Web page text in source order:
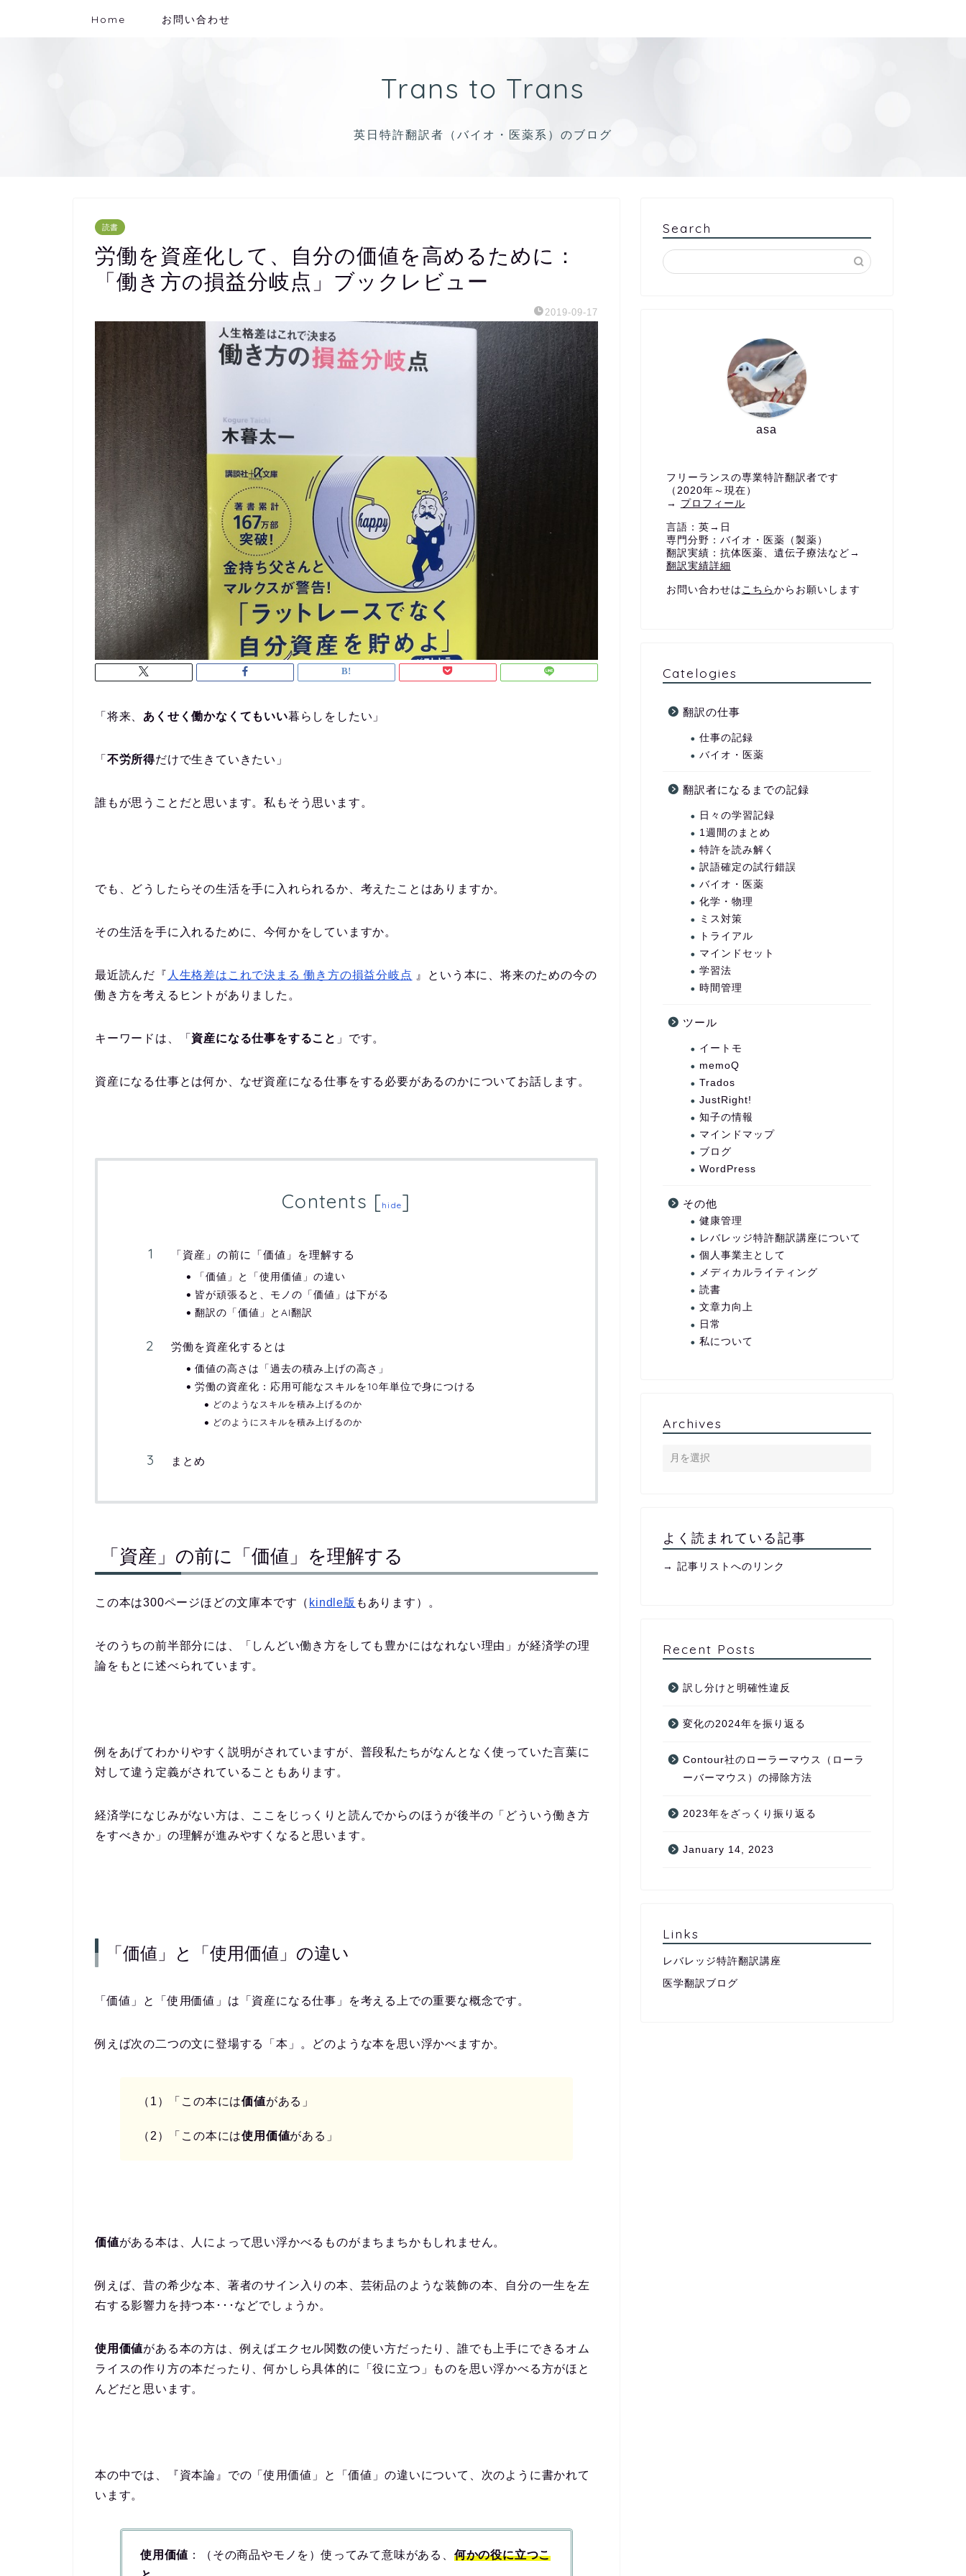
Home お問い合わせ
Trans to Trans
英日特許翻訳者（バイオ・医薬系）のブログ
読書
労働を資産化して、自分の価値を高めるために：
「働き方の損益分岐点」ブックレビュー
2019-09-17
「将来、 あくせく働かなくてもいい暮らしをしたい」
「 不労所得だけで生きていきたい」
誰もが思うことだと思います。私もそう思います。
でも、どうしたらその生活を手に入れられるか、考えたことはありますか。
その生活を手に入れるために、今何かをしていますか。
最近読んだ『 人生格差はこれで決まる 働き方の損益分岐点 』という本に、将来のための今の
働き方を考えるヒントがありました。
キーワードは、「 資産になる仕事をすること 」です。
資産になる仕事とは何か、なぜ資産になる仕事をする必要があるのかについてお話します。
Contents [hide]
「資産」の前に「価値」を理解する
「価値」と「使用価値」の違い
皆が頑張ると、モノの「価値」は下がる
翻訳の「価値」とAI翻訳
労働を資産化するとは
価値の高さは「過去の積み上げの高さ」
労働の資産化：応用可能なスキルを10年単位で身につける
どのようなスキルを積み上げるのか
どのようにスキルを積み上げるのか
まとめ
「資産」の前に「価値」を理解する
この本は300ページほどの文庫本です（ kindle版 もあります）。
そのうちの前半部分には、「しんどい働き方をしても豊かにはなれない理由」が経済学の理
論をもとに述べられています。
例をあげてわかりやすく説明がされていますが、普段私たちがなんとなく使っていた言葉に
対して違う定義がされていることもあります。
経済学になじみがない方は、ここをじっくりと読んでからのほうが後半の「どういう働き方
をすべきか」の理解が進みやすくなると思います。
「価値」と「使用価値」の違い
「価値」と「使用価値」は「資産になる仕事」を考える上での重要な概念です。
例えば次の二つの文に登場する「本」。どのような本を思い浮かべますか。
（1）「この本には価値がある」
（2）「この本には使用価値がある」
価値がある本は、人によって思い浮かべるものがまちまちかもしれません。
例えば、昔の希少な本、著者のサイン入りの本、芸術品のような装飾の本、自分の一生を左
右する影響力を持つ本･･･などでしょうか。
使用価値がある本の方は、例えばエクセル関数の使い方だったり、誰でも上手にできるオム
ライスの作り方の本だったり、何かしら具体的に「役に立つ」ものを思い浮かべる方がほと
んどだと思います。
本の中では、『資本論』での「使用価値」と「価値」の違いについて、次のように書かれて
います。
使用価値 ：（その商品やモノを）使ってみて意味がある、 何かの役に立つこ
Search
asa
フリーランスの専業特許翻訳者です
（2020年～現在）
→ プロフィール
言語：英→日
専門分野：バイオ・医薬（製薬）
翻訳実績：抗体医薬、遺伝子療法など→
翻訳実績詳細
お問い合わせは こちら からお願いします
Catelogies
翻訳の仕事
仕事の記録
バイオ・医薬
翻訳者になるまでの記録
日々の学習記録
1週間のまとめ
特許を読み解く
訳語確定の試行錯誤
バイオ・医薬
化学・物理
ミス対策
トライアル
マインドセット
学習法
時間管理
ツール
イートモ
memoQ
Trados
JustRight!
知子の情報
マインドマップ
ブログ
WordPress
その他
健康管理
レバレッジ特許翻訳講座について
個人事業主として
メディカルライティング
読書
文章力向上
日常
私について
Archives
よく読まれている記事
→ 記事リストへのリンク
Recent Posts
訳し分けと明確性違反
変化の2024年を振り返る
Contour社のローラーマウス（ローラ
ーバーマウス）の掃除方法
2023年をざっくり振り返る
January 14, 2023
Links
レバレッジ特許翻訳講座
医学翻訳ブログ